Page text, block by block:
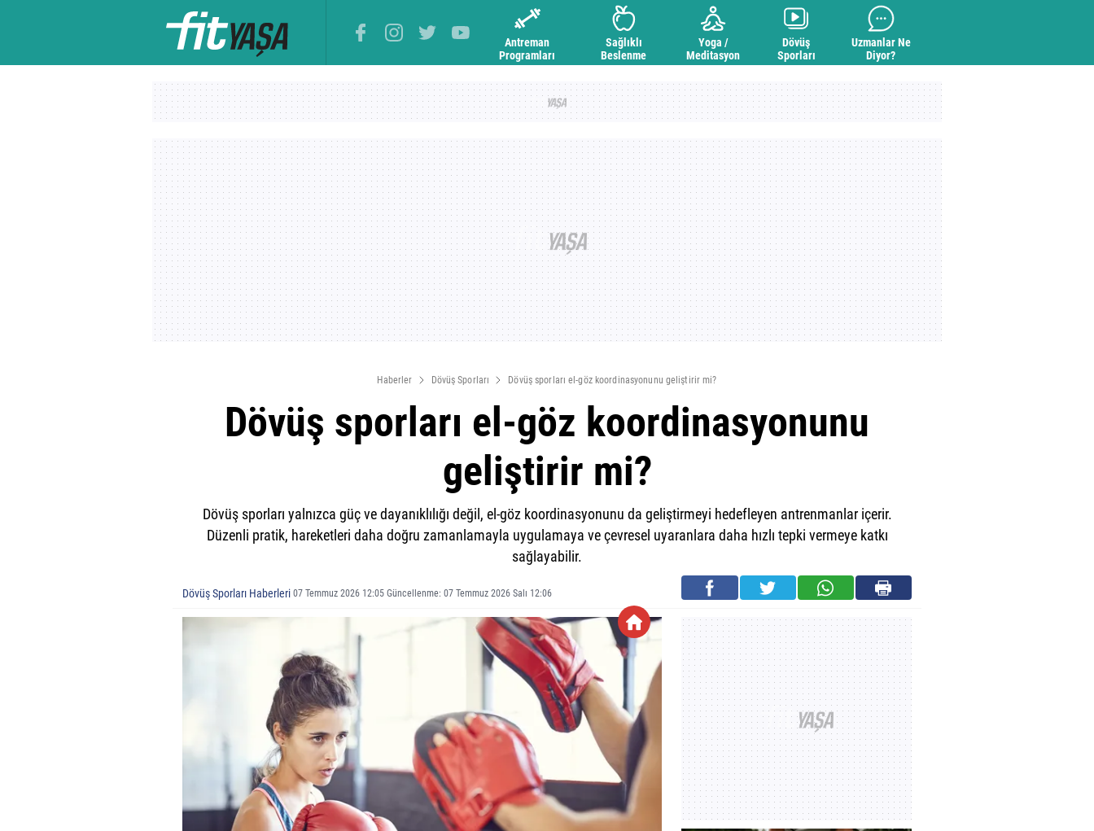
Antreman
Programları
Sağlıklı
Beslenme
Yoga /
Meditasyon
Dövüş
Sporları
Uzmanlar Ne
Diyor?
Haberler Dövüş Sporları Dövüş sporları el-göz koordinasyonunu geliştirir mi?
Dövüş sporları el-göz koordinasyonunu
geliştirir mi?
Dövüş sporları yalnızca güç ve dayanıklılığı değil, el-göz koordinasyonunu da geliştirmeyi hedefleyen antrenmanlar içerir.
Düzenli pratik, hareketleri daha doğru zamanlamayla uygulamaya ve çevresel uyaranlara daha hızlı tepki vermeye katkı
sağlayabilir.
Dövüş Sporları Haberleri 07 Temmuz 2026 12:05 Güncellenme: 07 Temmuz 2026 Salı 12:06